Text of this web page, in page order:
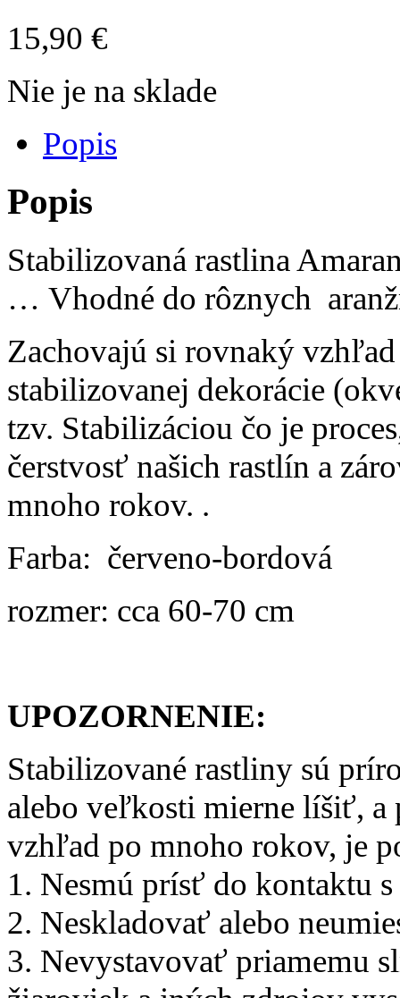
15,90 €
Nie je na sklade
Popis
Popis
Stabilizovaná rastlina
… Vhodné do rôznych
Zachovajú si rovnaký
stabilizovanej dekorácie
tzv. Stabilizáciou čo je
čerstvosť našich rastlín a
mnoho rokov. .
Farba: červeno-bordová
rozmer: cca 60-70 cm
UPOZORNENIE:
Stabilizované rastliny sú
alebo veľkosti mierne líšiť,
vzhľad po mnoho rokov, je
1. Nesmú prísť do kontaktu
2. Neskladovať alebo
3. Nevystavovať priamemu